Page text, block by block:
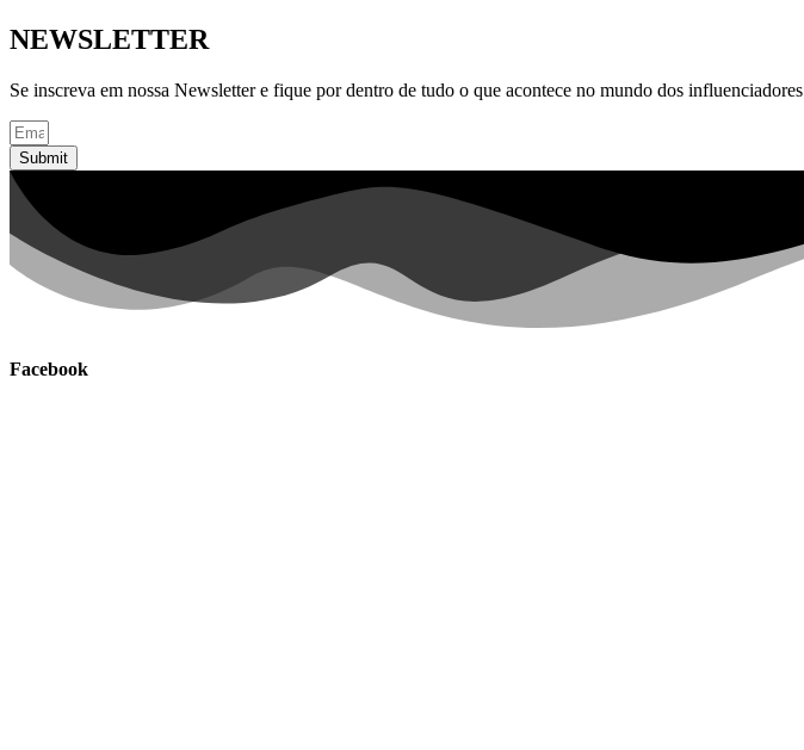
NEWSLETTER
Se inscreva em nossa Newsletter e fique por dentro de tudo o que acontece no mundo dos influenciadores
Submit
Facebook